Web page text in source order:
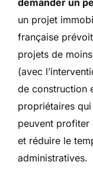
demander un
un projet
française
projets de
(avec
de construction
propriétaires
peuvent profiter
et réduire le
administratives.